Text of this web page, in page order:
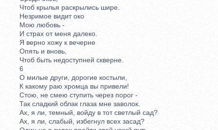
Чтоб крылья раскрылись шире.
Незримое видит око
Мою любовь -
И страх от меня далеко.
Я верно хожу к вечерне
Опять и вновь,
Чтоб быть недоступней скверне.
6
О милые други, дорогие костыли,
К какому раю хромца вы привели!
Стою, не смею ступить через порог -
Так сладкий облак глаза мне заволок.
Ах, я ли, темный, войду в тот светлый сад?
Ах, я ли, слабый, избегнул всех засад?